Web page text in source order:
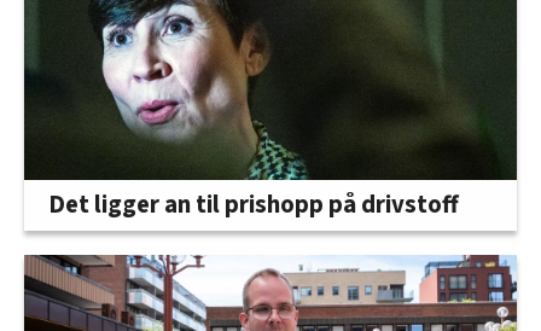
Det ligger an til prishopp på drivstoff